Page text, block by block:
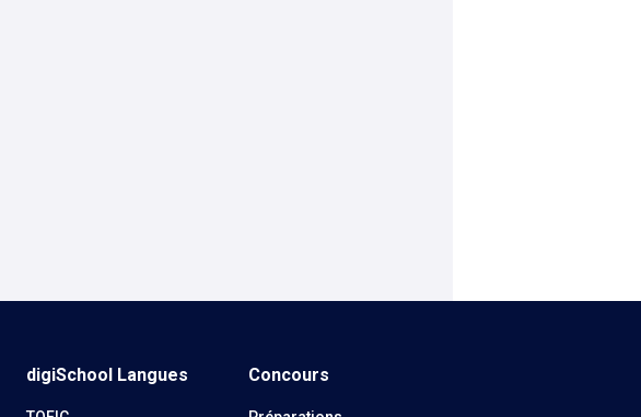
digiSchool Langues Concours